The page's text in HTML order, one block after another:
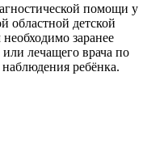
помощи у
областной детской
заранее
лечащего врача по
ребёнка.